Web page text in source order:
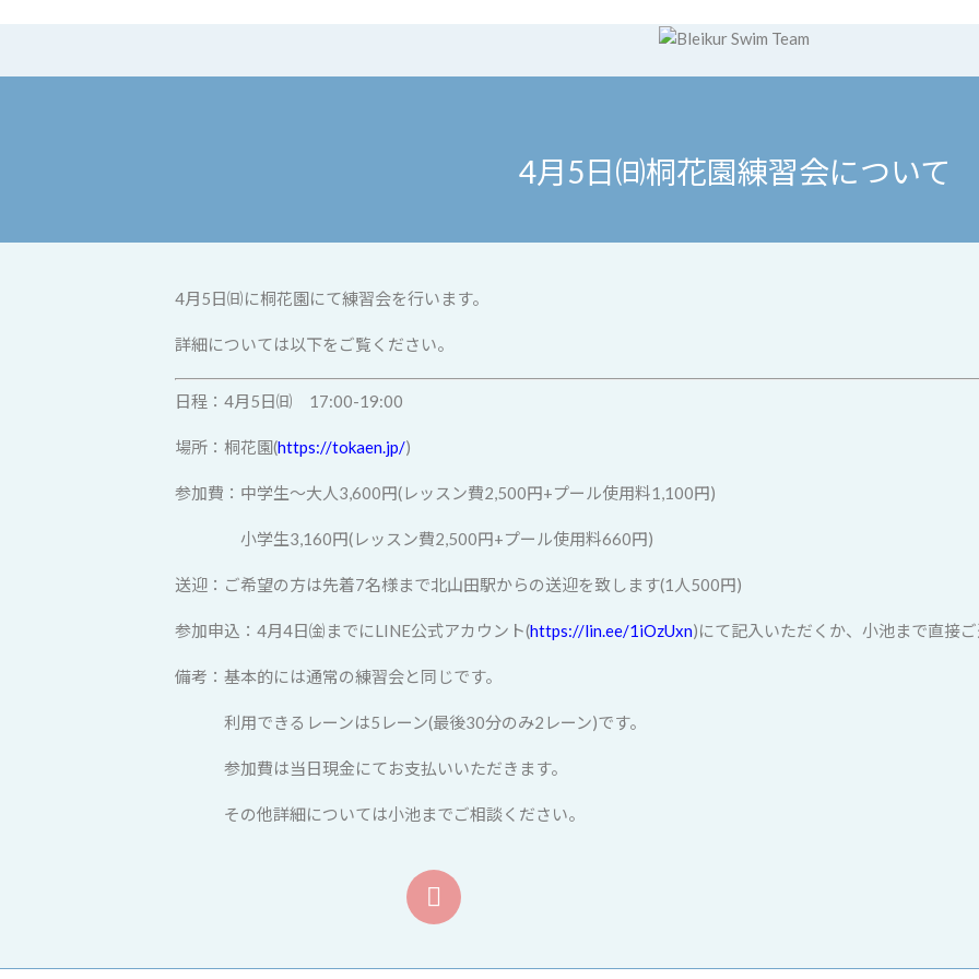
4月5日㈰桐花園練習会について
4月5日㈰に桐花園にて練習会を行います。
詳細については以下をご覧ください。
日程：4月5日㈰ 17:00-19:00
場所：桐花園(https://tokaen.jp/)
参加費：中学生～大人3,600円(レッスン費2,500円+プール使用料1,100円)
小学生3,160円(レッスン費2,500円+プール使用料660円)
送迎：ご希望の方は先着7名様まで北山田駅からの送迎を致します(1人500円)
参加申込：4月4日㈮までにLINE公式アカウント(https://lin.ee/1iOzUxn)にて記入いただくか、小池まで直接
備考：基本的には通常の練習会と同じです。
利用できるレーンは5レーン(最後30分のみ2レーン)です。
参加費は当日現金にてお支払いいただきます。
その他詳細については小池までご相談ください。